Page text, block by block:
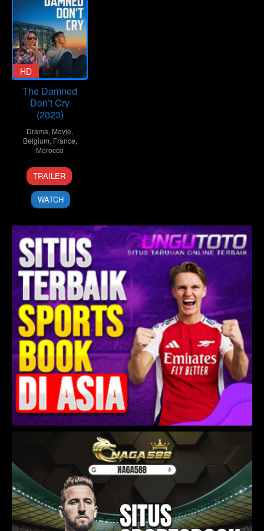
HD
The Damned
Don’t Cry
(2023)
Drama, Movie,
Belgium, France,
Morocco
7
Jul
2023
Fyzal
Boulifa
TRAILER
WATCH